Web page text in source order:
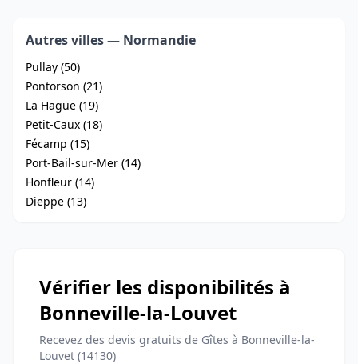
Autres villes — Normandie
Pullay (50)
Pontorson (21)
La Hague (19)
Petit-Caux (18)
Fécamp (15)
Port-Bail-sur-Mer (14)
Honfleur (14)
Dieppe (13)
Vérifier les disponibilités à
Bonneville-la-Louvet
Recevez des devis gratuits de Gîtes à Bonneville-la-
Louvet (14130)